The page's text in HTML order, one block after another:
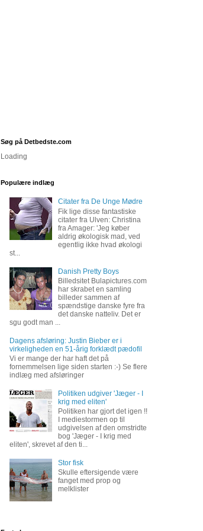
Søg på Detbedste.com
Loading
Populære indlæg
Citater fra De Unge Mødre
Fik lige disse fantastiske
citater fra Ulven: Christina
fra Amager: 'Jeg køber
aldrig økologisk mad, ved
egentlig ikke hvad økologi
st...
Danish Pretty Boys
Billedsitet Bulapictures.com
har skrabet en samling
billeder sammen af
spændstige danske fyre fra
det danske natteliv. Det er
sgu godt man ...
Dagens afsløring: Justin Bieber er i
virkeligheden en 51-årig forklædt pædofil
Vi er mange der har haft det på
fornemmelsen lige siden starten :-) Se flere
indlæg med afsløringer
Politiken udgiver 'Jæger - I
krig med eliten'
Politiken har gjort det igen !!
I mediestormen op til
udgivelsen af den omstridte
bog 'Jæger - I krig med
eliten', skrevet af den ti...
Stor fisk
Skulle eftersigende være
fanget med prop og
melklister